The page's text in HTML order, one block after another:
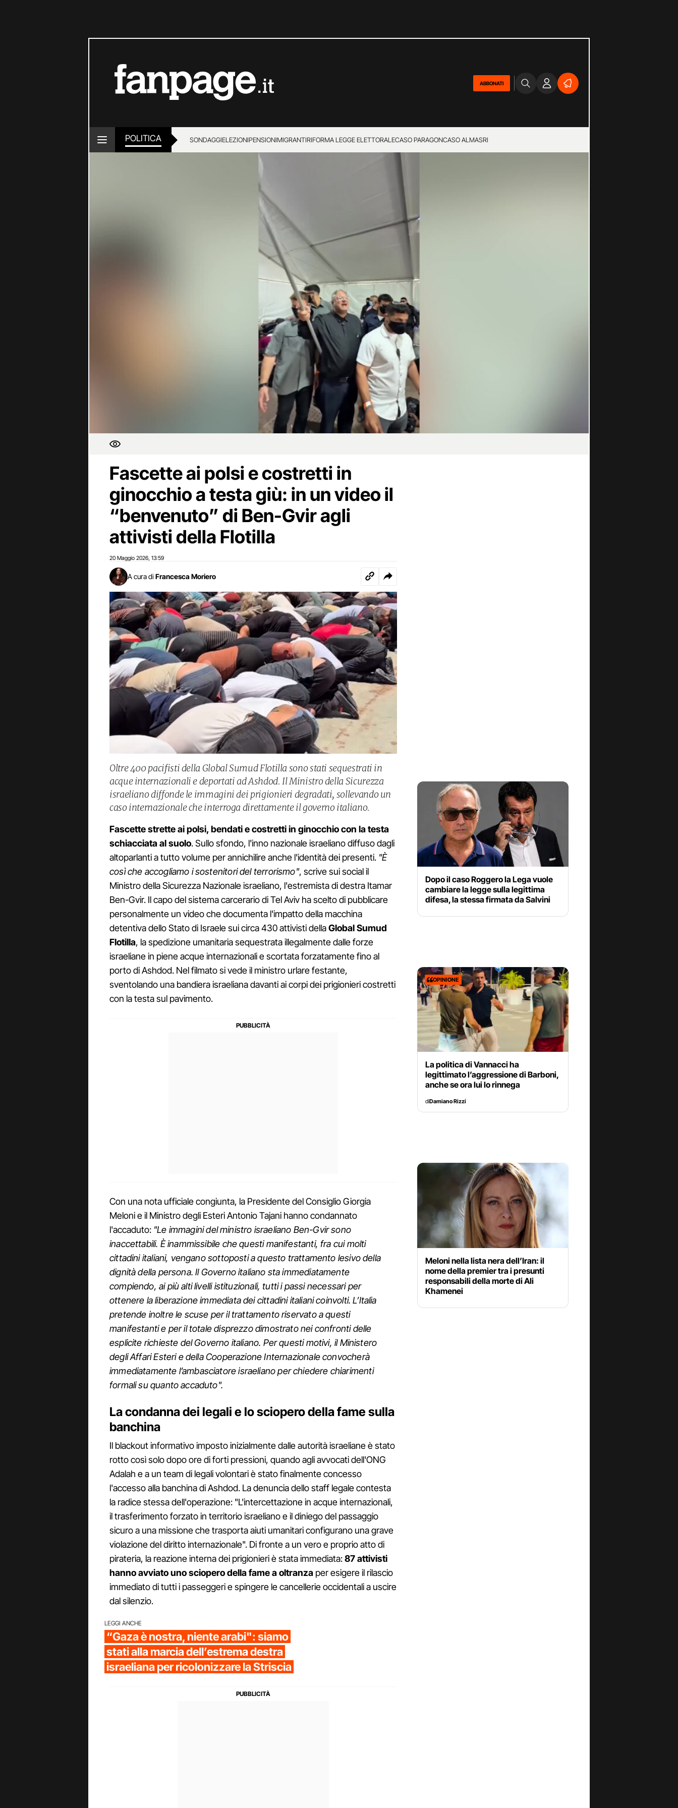
ABBONATI
POLITICA SONDAGGIELEZIONIPENSIONIMIGRANTIRIFORMA LEGGE ELETTORALECASO PARAGONCASO ALMASRI
Fascette ai polsi e costretti in
ginocchio a testa giù: in un video il
“benvenuto” di Ben-Gvir agli
attivisti della Flotilla
20 Maggio 2026 13:59
A cura di Francesca Moriero
Oltre 400 pacifisti della Global Sumud Flotilla sono stati sequestrati in
acque internazionali e deportati ad Ashdod. Il Ministro della Sicurezza
israeliano diffonde le immagini dei prigionieri degradati, sollevando un
caso internazionale che interroga direttamente il governo italiano.
Fascette strette ai polsi, bendati e costretti in ginocchio con la testa
schiacciata al suolo. Sullo sfondo, l'inno nazionale israeliano diffuso dagli
altoparlanti a tutto volume per annichilire anche l'identità dei presenti. "È
così che accogliamo i sostenitori del terrorismo", scrive sui social il
Ministro della Sicurezza Nazionale israeliano, l'estremista di destra Itamar
Ben-Gvir. Il capo del sistema carcerario di Tel Aviv ha scelto di pubblicare
personalmente un video che documenta l'impatto della macchina
detentiva dello Stato di Israele sui circa 430 attivisti dellaGlobal Sumud
Flotilla, la spedizione umanitaria sequestrata illegalmente dalle forze
israeliane in piene acque internazionali e scortata forzatamente fino al
porto di Ashdod. Nel filmato si vede il ministro urlare festante,
sventolando una bandiera israeliana davanti ai corpi dei prigionieri costretti
con la testa sul pavimento.
Con una nota ufficiale congiunta, la Presidente del Consiglio Giorgia
Meloni e il Ministro degli Esteri Antonio Tajani hanno condannato
l'accaduto: "Le immagini del ministro israeliano Ben-Gvir sono
inaccettabili. È inammissibile che questi manifestanti, fra cui molti
cittadini italiani, vengano sottoposti a questo trattamento lesivo della
dignità della persona. Il Governo italiano sta immediatamente
compiendo, ai più alti livelli istituzionali, tutti i passi necessari per
ottenere la liberazione immediata dei cittadini italiani coinvolti. L’Italia
pretende inoltre le scuse per il trattamento riservato a questi
manifestanti e per il totale disprezzo dimostrato nei confronti delle
esplicite richieste del Governo italiano. Per questi motivi, il Ministero
degli Affari Esteri e della Cooperazione Internazionale convocherà
immediatamente l’ambasciatore israeliano per chiedere chiarimenti
formali su quanto accaduto".
La condanna dei legali e lo sciopero della fame sulla
banchina
Il blackout informativo imposto inizialmente dalle autorità israeliane è stato
rotto così solo dopo ore di forti pressioni, quando agli avvocati dell'ONG
Adalah e a un team di legali volontari è stato finalmente concesso
l'accesso alla banchina di Ashdod. La denuncia dello staff legale contesta
la radice stessa dell'operazione: "L'intercettazione in acque internazionali,
il trasferimento forzato in territorio israeliano e il diniego del passaggio
sicuro a una missione che trasporta aiuti umanitari configurano una grave
violazione del diritto internazionale". Di fronte a un vero e proprio atto di
pirateria, la reazione interna dei prigionieri è stata immediata:87 attivisti
hanno avviato uno sciopero della fame a oltranza per esigere il rilascio
immediato di tutti i passeggeri e spingere le cancellerie occidentali a uscire
dal silenzio.
LEGGI ANCHE
“Gaza è nostra, niente arabi": siamo
stati alla marcia dell’estrema destra
israeliana per ricolonizzare la Striscia
Dopo il caso Roggero la Lega vuole
cambiare la legge sulla legittima
difesa, la stessa firmata da Salvini
OPINIONE
La politica di Vannacci ha
legittimato l’aggressione di Barboni,
anche se ora lui lo rinnega
diDamiano Rizzi
Meloni nella lista nera dell’Iran: il
nome della premier tra i presunti
responsabili della morte di Ali
Khamenei